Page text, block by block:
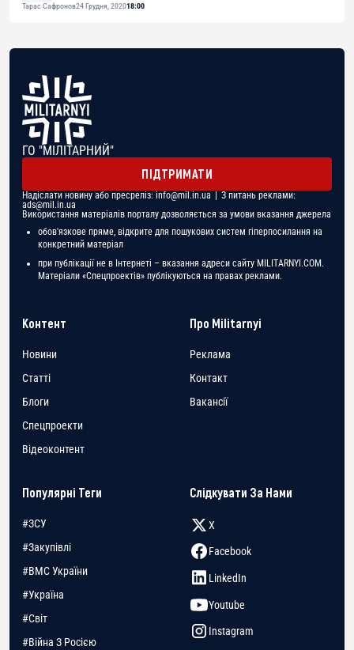
Тарас Сафронов24 Грудня, 202018:00
ГО "МІЛІТАРНИЙ"
ПІДТРИМАТИ
Надіслати новину або пресреліз: info@mil.in.ua | З питань реклами:
ads@mil.in.ua
Використання матеріалів порталу дозволяється за умови вказання джерела
обов'язкове пряме, відкрите для пошукових систем гіперпосилання на
конкретний матеріал
при публікації не в Інтернеті – вказання адреси сайту MILITARNYI.COM.
Матеріали «Спецпроектів» публікуються на правах реклами.
Контент
Новини
Статті
Блоги
Спецпроекти
Відеоконтент
Про Militarnyi
Реклама
Контакт
Вакансії
Популярні Теги
#ЗСУ
#Закупівлі
#ВМС України
#Україна
#Світ
#Війна З Росією
Слідкувати За Нами
X
Facebook
LinkedIn
Youtube
Instagram